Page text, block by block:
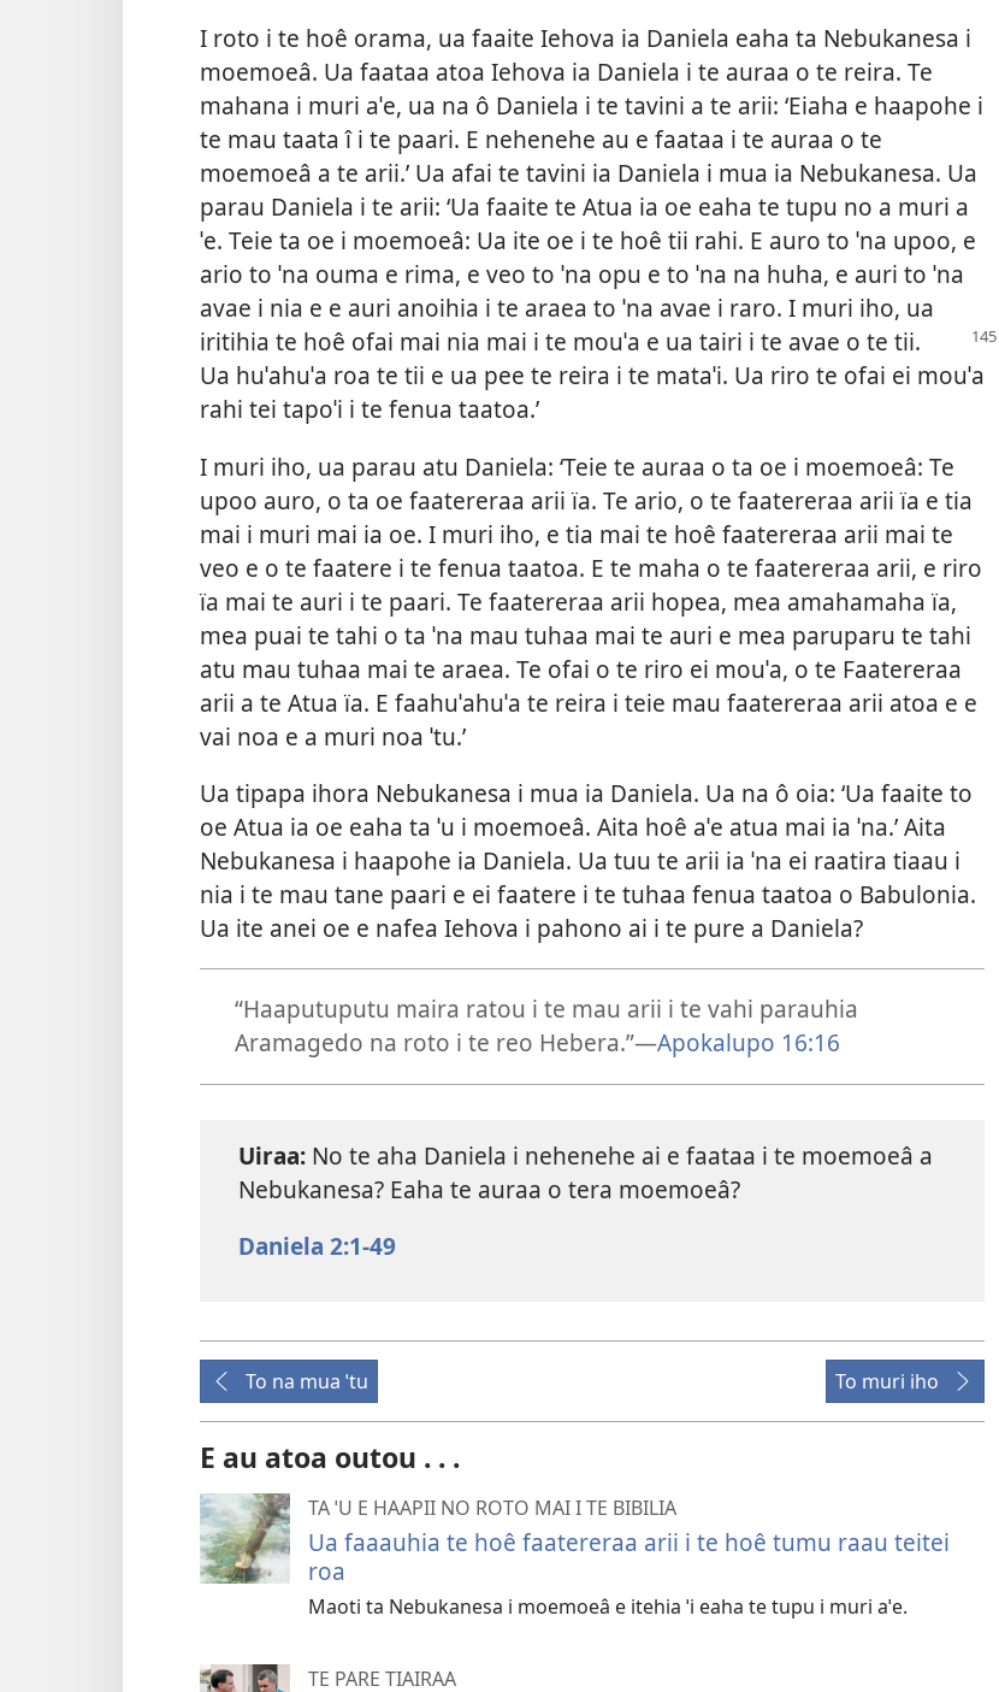
I roto i te hoê orama, ua faaite Iehova ia Daniela eaha ta Nebukanesa i
moemoeâ. Ua faataa atoa Iehova ia Daniela i te auraa o te reira. Te
mahana i muri aˈe, ua na ô Daniela i te tavini a te arii: ‘Eiaha e haapohe i
te mau taata î i te paari. E nehenehe au e faataa i te auraa o te
moemoeâ a te arii.’ Ua afai te tavini ia Daniela i mua ia Nebukanesa. Ua
parau Daniela i te arii: ‘Ua faaite te Atua ia oe eaha te tupu no a muri a
ˈe. Teie ta oe i moemoeâ: Ua ite oe i te hoê tii rahi. E auro to ˈna upoo, e
ario to ˈna ouma e rima, e veo to ˈna opu e to ˈna na huha, e auri to ˈna
avae i nia e e auri anoihia i te araea to ˈna avae i raro. I muri iho, ua
iritihia te hoê ofai mai nia mai i te mouˈa e ua tairi i te avae o te tii.
Ua huˈahuˈa roa te tii e ua pee te reira i te mataˈi. Ua riro te ofai ei mouˈa
rahi tei tapoˈi i te fenua taatoa.’
I muri iho, ua parau atu Daniela: ‘Teie te auraa o ta oe i moemoeâ: Te
upoo auro, o ta oe faatereraa arii ïa. Te ario, o te faatereraa arii ïa e tia
mai i muri mai ia oe. I muri iho, e tia mai te hoê faatereraa arii mai te
veo e o te faatere i te fenua taatoa. E te maha o te faatereraa arii, e riro
ïa mai te auri i te paari. Te faatereraa arii hopea, mea amahamaha ïa,
mea puai te tahi o ta ˈna mau tuhaa mai te auri e mea paruparu te tahi
atu mau tuhaa mai te araea. Te ofai o te riro ei mouˈa, o te Faatereraa
arii a te Atua ïa. E faahuˈahuˈa te reira i teie mau faatereraa arii atoa e e
vai noa e a muri noa ˈtu.’
Ua tipapa ihora Nebukanesa i mua ia Daniela. Ua na ô oia: ‘Ua faaite to
oe Atua ia oe eaha ta ˈu i moemoeâ. Aita hoê aˈe atua mai ia ˈna.’ Aita
Nebukanesa i haapohe ia Daniela. Ua tuu te arii ia ˈna ei raatira tiaau i
nia i te mau tane paari e ei faatere i te tuhaa fenua taatoa o Babulonia.
Ua ite anei oe e nafea Iehova i pahono ai i te pure a Daniela?
“Haaputuputu maira ratou i te mau arii i te vahi parauhia
Aramagedo na roto i te reo Hebera.”—Apokalupo 16:16
Uiraa: No te aha Daniela i nehenehe ai e faataa i te moemoeâ a
Nebukanesa? Eaha te auraa o tera moemoeâ?
Daniela 2:1-49
To na mua ˈtu To muri iho
E au atoa outou . . .
TA ˈU E HAAPII NO ROTO MAI I TE BIBILIA
Ua faaauhia te hoê faatereraa arii i te hoê tumu raau teitei
roa
Maoti ta Nebukanesa i moemoeâ e itehia ˈi eaha te tupu i muri aˈe.
TE PARE TIAIRAA